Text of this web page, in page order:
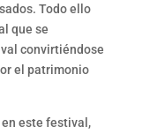
Todo ello
que se
convirtiéndose
el patrimonio
este festival,